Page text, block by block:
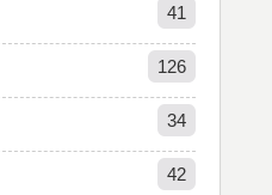
41
126
34
42